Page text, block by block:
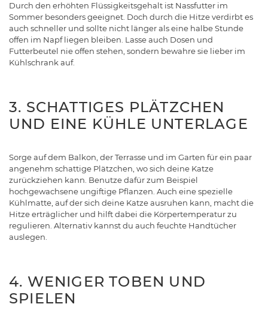
Durch den erhöhten Flüssigkeitsgehalt ist Nassfutter im
Sommer besonders geeignet. Doch durch die Hitze verdirbt es
auch schneller und sollte nicht länger als eine halbe Stunde
offen im Napf liegen bleiben. Lasse auch Dosen und
Futterbeutel nie offen stehen, sondern bewahre sie lieber im
Kühlschrank auf.
3. SCHATTIGES PLÄTZCHEN
UND EINE KÜHLE UNTERLAGE
Sorge auf dem Balkon, der Terrasse und im Garten für ein paar
angenehm schattige Plätzchen, wo sich deine Katze
zurückziehen kann. Benutze dafür zum Beispiel
hochgewachsene ungiftige Pflanzen. Auch eine spezielle
Kühlmatte, auf der sich deine Katze ausruhen kann, macht die
Hitze erträglicher und hilft dabei die Körpertemperatur zu
regulieren. Alternativ kannst du auch feuchte Handtücher
auslegen.
4. WENIGER TOBEN UND
SPIELEN